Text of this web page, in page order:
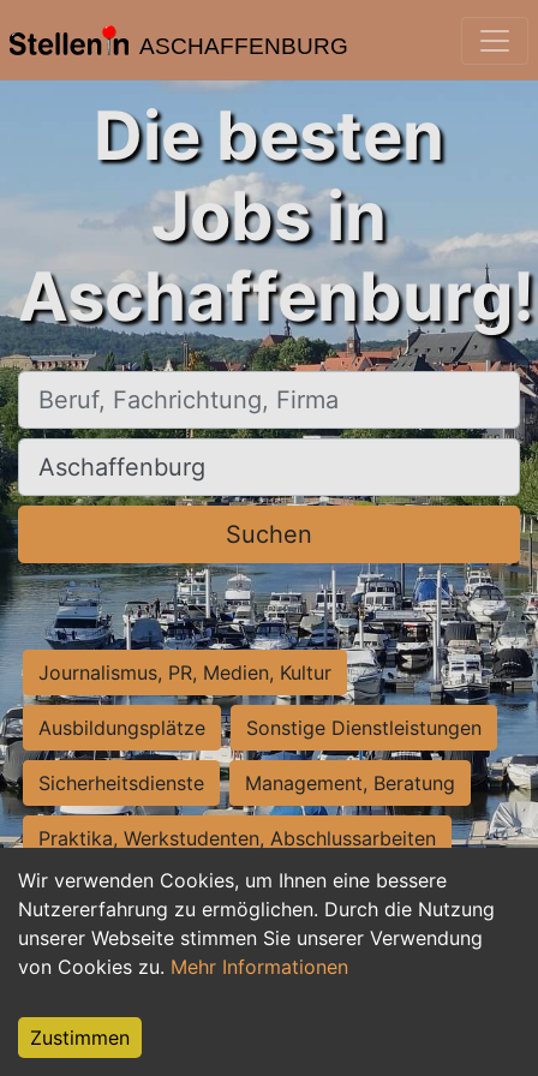
ASCHAFFENBURG
Wir verwenden Cookies, um Ihnen eine bessere
Nutzererfahrung zu ermöglichen. Durch die Nutzung
unserer Webseite stimmen Sie unserer Verwendung
von Cookies zu. Mehr Informationen
Zustimmen
Die besten
Jobs in
Aschaffenburg!
Beruf, Fachrichtung, Firma
Ort, Stadt
Suchen
Journalismus, PR, Medien, Kultur
Ausbildungsplätze Sonstige Dienstleistungen
Sicherheitsdienste Management, Beratung
Praktika, Werkstudenten, Abschlussarbeiten
Personalwesen Assistenz, Sekretariat
Hilfskräfte, Aushilfs- und Nebenjobs
Weiterbildung, Studium, duale Ausbildung